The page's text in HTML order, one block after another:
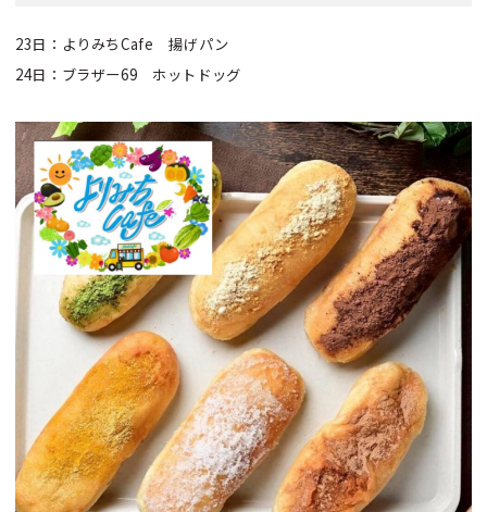
23日：よりみちCafe 揚げパン
24日：ブラザー69 ホットドッグ